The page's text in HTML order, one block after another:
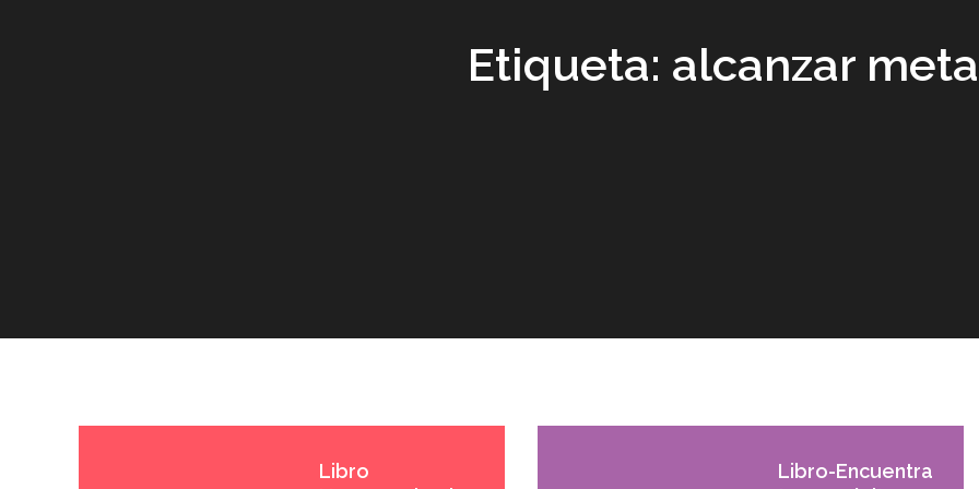
Etiqueta: alcanzar
Libro
Libro-Encuentra